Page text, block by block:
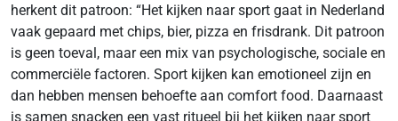
herkent dit patroon: “Het kijken naar sport gaat in Nederland
vaak gepaard met chips, bier, pizza en frisdrank. Dit patroon
is geen toeval, maar een mix van psychologische, sociale en
commerciële factoren. Sport kijken kan emotioneel zijn en
dan hebben mensen behoefte aan comfort food. Daarnaast
is samen snacken een vast ritueel bij het kijken naar sport